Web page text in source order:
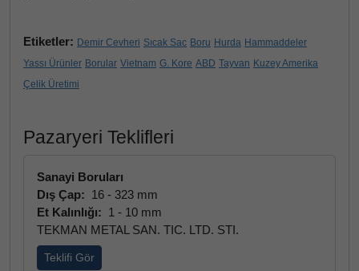
Etiketler: Demir Cevheri Sıcak Sac Boru Hurda Hammaddeler
Yassı Ürünler Borular Vietnam G. Kore ABD Tayvan Kuzey Amerika
Çelik Üretimi
Pazaryeri Teklifleri
Sanayi Boruları
Dış Çap: 16 - 323 mm
Et Kalınlığı: 1 - 10 mm
TEKMAN METAL SAN. TIC. LTD. STI.
Teklifi Gör